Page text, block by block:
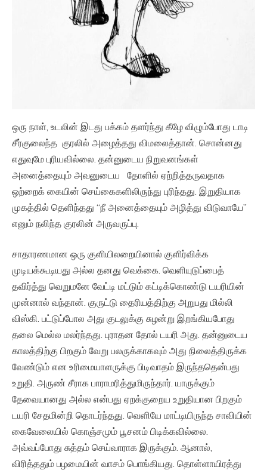
ஒரு நாள், உடலின் இடது பக்கம் தளர்ந்து கீழே விழும்போது டாடி
சீர்குலைந்த குரலில் அழைத்தது விமலைத்தான். சொன்னது
எதுவுமே புரியவில்லை. தன்னுடைய நிறுவனங்கள்
அனைத்தையும் அவனுடைய தோளில் ஏற்றித்தருவதாக
ஒற்றைக் கையின் செய்கைகளிலிருந்து புரிந்தது. இறுதியாக
முகத்தில் தெளிந்தது “நீ அனைத்தையும் அழித்து விடுவாயே”
எனும் நலிந்த குரலின் அருவருப்பு.
சாதாரணமான ஒரு குளியிலறையினால் குளிர்விக்க
முடியக்கூடியது அல்ல தனது வெக்கை. வெளியுடுப்பைத்
தவிர்த்து வெறுமனே வேட்டி மட்டும் கட்டிக்கொண்டு டயரியின்
முன்னால் வந்தான். குருட்டு தைரியத்திற்கு அறுபது மில்லி
விஸ்கி. பட்டுப்போல அது குடலுக்கு சுழன்று இறங்கியபோது
தலை மெல்ல மலர்ந்தது. புராதன தோல் டயரி அது. தன்னுடைய
காலத்திற்கு பிறகும் வேறு பலருக்காகவும் அது நிலைத்திருக்க
வேண்டும் என உரிமையாளருக்கு பிடிவாதம் இருந்ததென்பது
உறுதி. அருண் சீராக பாராமரித்துமிருந்தார். யாருக்கும்
தேவையானது அல்ல என்பது ஏறக்குறைய உறுதியான பிறகும்
டயரி சேதமின்றி தொடர்ந்தது. வெளியே மாட்டியிருந்த சாவியின்
கைவேலையில் கொஞ்சமும் பூசனம் பிடிக்கவில்லை.
அவ்வப்போது சுத்தம் செய்வாராக இருக்கும். ஆனால்,
விரித்ததும் பழமையின் வாசம் பொங்கியது. தொள்ளாயிரத்து